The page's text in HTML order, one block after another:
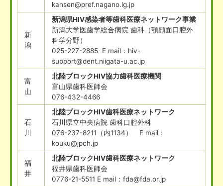
kansen@pref.nagano.lg.jp
新
潟
新潟県HIV感染者等歯科医療ネットワーク事業
新潟大学医歯学総合病院 歯科（顎顔面口腔外
科学分野）
025-227-2885 E mail：hiv-
support@dent.niigata-u.ac.jp
富
山
北陸ブロックHIV協力歯科医療機関
富山県歯科医師会
076-432-4466
石
川
北陸ブロックHIV歯科医療ネットワーク
石川県立中央病院 歯科口腔外科
076-237-8211（内1134） E mail：
kouku@jpch.jp
福
井
北陸ブロックHIV歯科医療ネットワーク
福井県歯科医師会
0776-21-5511 E mail：fda@fda.or.jp